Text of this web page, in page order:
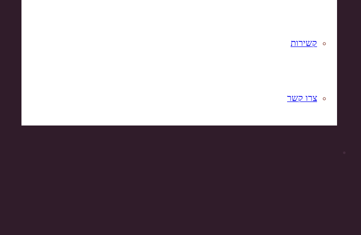
קשירות
צרו קשר